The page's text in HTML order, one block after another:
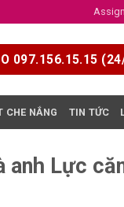
097.156.15.15
CHE NẮNG TIN TỨC
Lực